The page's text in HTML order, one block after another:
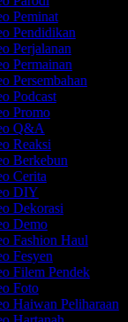
Peminat
Pendidikan
Perjalanan
Permainan
Persembahan
Podcast
Promo
Q&A
Reaksi
Berkebun
Cerita
DIY
Dekorasi
Demo
Fashion Haul
Fesyen
Filem Pendek
Foto
Haiwan Peliharaan